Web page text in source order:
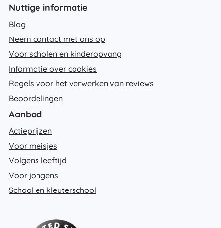
Nuttige informatie
Blog
Neem contact met ons op
Voor scholen en kinderopvang
Informatie over cookies
Regels voor het verwerken van reviews
Beoordelingen
Aanbod
Actieprijzen
Voor meisjes
Volgens leeftijd
Voor jongens
School en kleuterschool